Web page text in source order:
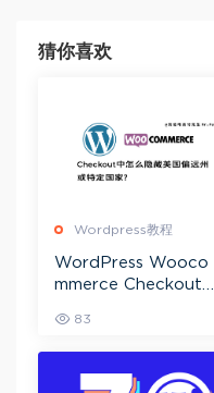
猜你喜欢
Wordpress教程
WordPress Wooco
mmerce Checkout中
特定国家？
83